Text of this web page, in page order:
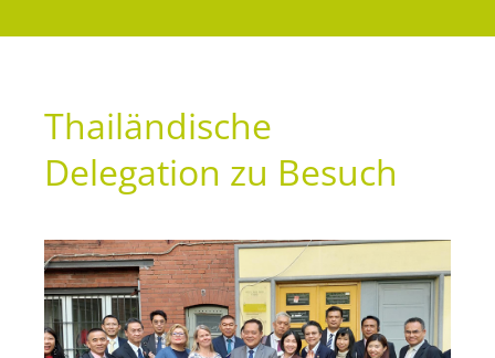
Thailändische
Delegation zu Besuch